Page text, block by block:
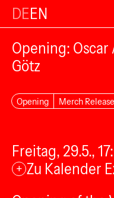
DEEN
Opening:
Götz
Opening Merch Release
Freitag, 29.5.,
+ Zu Kalender